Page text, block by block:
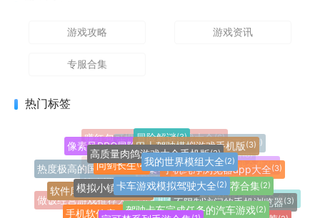
游戏攻略 游戏资讯
专服合集
热门标签
植物大战僵尸所有改版手游(27)
像素火影单机游戏合集(21)
玩家自制火影忍者手游(20)
up主自制植物大战僵尸游戏合辑(18)
pvz玩家自制魔改版大全(18)
策略塔防(7)
模拟经营(7)
赚红包可提现的手机游戏大全(6)
赚钱小游戏100%有效官方正版(6)
休闲益智红包版游戏合集(6)
可提现到微信的赚钱游戏合集(6)
做饭经营游戏推荐大全(5)
热度极高的国际服手游合集(4)
像素风RPG冒险游戏合集(3)
冒险解谜(3)
巴士驾驶模拟游戏手机版(3)
手机纯净浏览器app大全(3)
不限制访问的手机浏览器(3)
软件库全网软件合辑(2)
问剑长生(2)
高质量肉鸽游戏大全手机版(2)
我的世界模组大全(2)
虐心致郁游戏推荐合集(2)
高质量的解谜手机游戏推荐(2)
手机软件库app大全(2)
模拟小镇生活的手机游戏(2)
卡车游戏模拟驾驶大全(2)
驾驶卡车完成任务的汽车游戏(2)
宝可梦系列手游合集(1)